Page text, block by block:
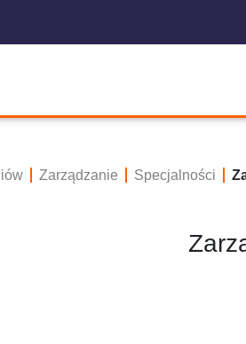
Zarządzanie Specjalności